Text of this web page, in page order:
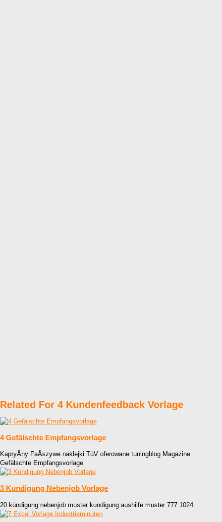
Related For 4 Kundenfeedback Vorlage
4 Gefälschte Empfangsvorlage
KapryÅny FaÅszywe naklejki TüV oferowane tuningblog Magazine
Gefälschte Empfangsvorlage
3 Kundigung Nebenjob Vorlage
20 kündigung nebenjob muster kundigung aushilfe muster 777 1024